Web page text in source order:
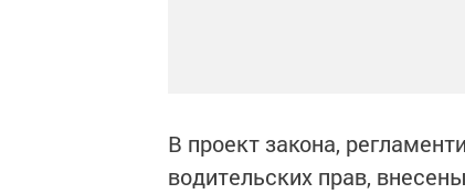
В проект закона,
водительских прав,